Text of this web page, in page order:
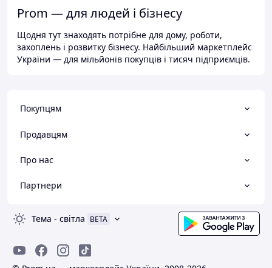
Prom — для людей і бізнесу
Щодня тут знаходять потрібне для дому, роботи,
захоплень і розвитку бізнесу. Найбільший маркетплейс
України — для мільйонів покупців і тисяч підприємців.
Покупцям
Продавцям
Про нас
Партнери
Тема - світла BETA